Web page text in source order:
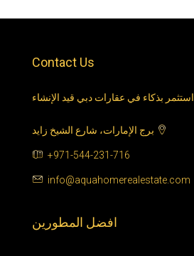
Contact Us
استثمر بذكاء في عقارات دبي قيد الإنشاء
برج الإمارات، شارع الشيخ زايد
+971-544-231-716
info@aquahomerealestate.com
افضل المطورين